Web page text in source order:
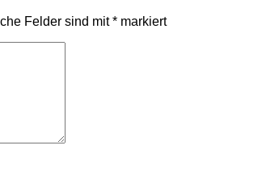
Felder sind mit* markiert